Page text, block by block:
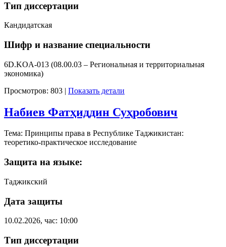
Тип диссертации
Кандидатская
Шифр и название специальности
6D.KOA-013 (08.00.03 – Региональная и территориальная
экономика)
Просмотров: 803 | Показать детали
Набиев Фатҳиддин Суҳробович
Тема: Принципы права в Республике Таджикистан:
теоретико-практическое исследование
Защита на языке:
Таджикский
Дата защиты
10.02.2026, час: 10:00
Тип диссертации